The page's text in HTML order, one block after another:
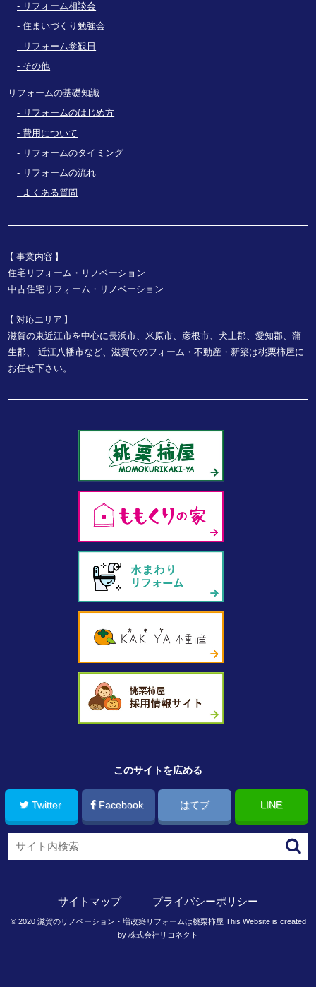
リフォーム相談会
住まいづくり勉強会
リフォーム参観日
その他
リフォームの基礎知識
リフォームのはじめ方
費用について
リフォームのタイミング
リフォームの流れ
よくある質問
事業内容
住宅リフォーム・リノベーション
中古住宅リフォーム・リノベーション
対応エリア
滋賀の東近江市を中心に長浜市、米原市、彦根市、犬上郡、愛知郡、蒲
生郡、
近江八幡市など、滋賀でのフォーム・不動産・新築は桃栗柿屋に
お任せ下さい。
このサイトを広める
Twitter Facebook はてブ LINE
サイトマップ プライバシーポリシー
© 2020 滋賀のリノベーション・増改築リフォームは桃栗柿屋 This Website is created
by 株式会社リコネクト